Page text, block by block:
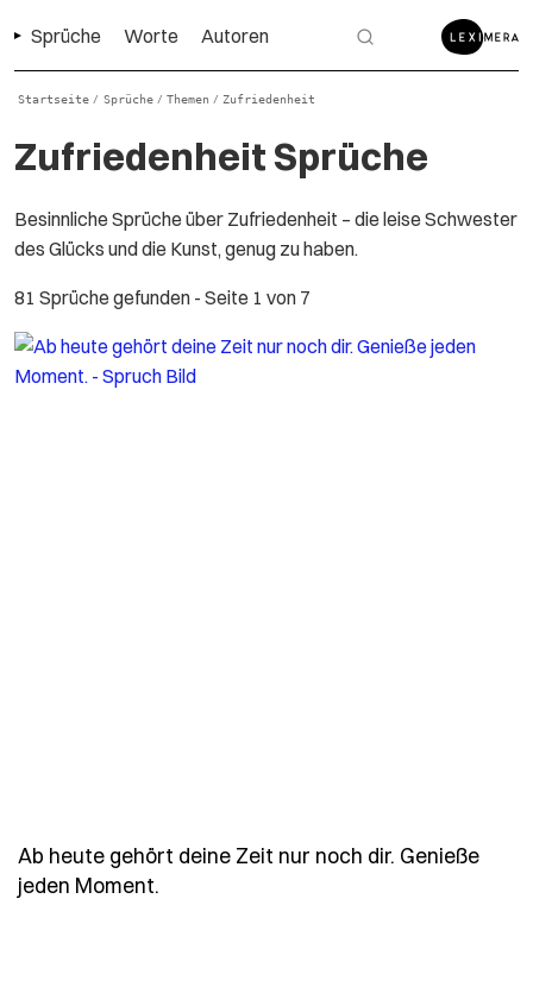
Sprüche Worte Autoren
Startseite / Sprüche / Themen / Zufriedenheit
Zufriedenheit Sprüche
Besinnliche Sprüche über Zufriedenheit – die leise Schwester
des Glücks und die Kunst, genug zu haben.
81 Sprüche gefunden - Seite 1 von 7
Ab heute gehört deine Zeit nur noch dir. Genieße
jeden Moment.